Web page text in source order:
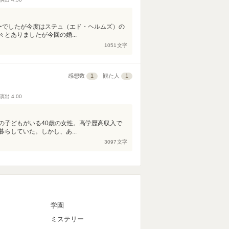
したが今度はステュ（エド・ヘルムズ）の
とありましたが今回の婚...
1051 文字
感想数 1 観た人 1
演出 4.00
子どもがいる40歳の女性。高学歴高収入で
らしていた。しかし、あ...
3097文字
学園
ミステリー